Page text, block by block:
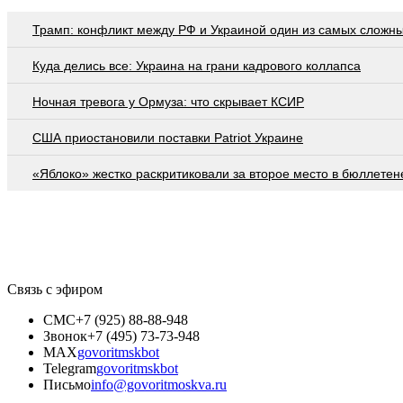
Трамп: конфликт между РФ и Украиной один из самых
Куда делись все: Украина на грани кадрового коллапса
Ночная тревога у Ормуза: что скрывает КСИР
США приостановили поставки Patriot Украине
«Яблоко» жестко раскритиковали за второе место в
Связь с эфиром
СМС+7 (925) 88-88-948
Звонок+7 (495) 73-73-948
MAXgovoritmskbot
Telegramgovoritmskbot
Письмоinfo@govoritmoskva.ru